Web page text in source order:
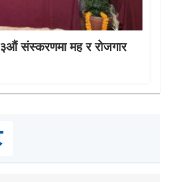
संस्करणमा मह र रोजगार